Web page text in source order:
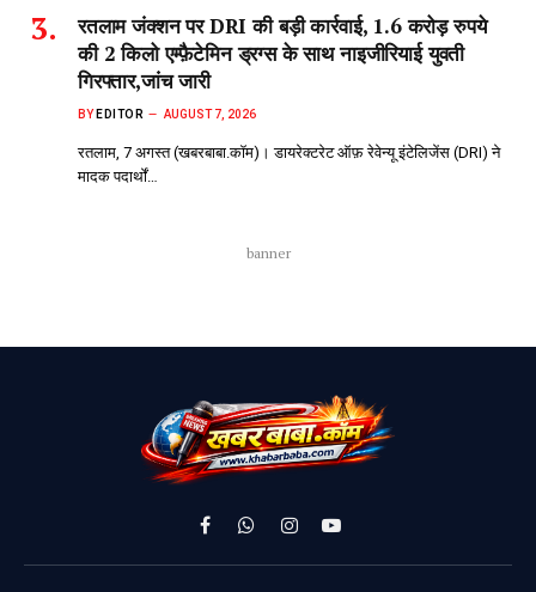
रतलाम जंक्शन पर DRI की बड़ी कार्रवाई, 1.6 करोड़ रुपये
की 2 किलो एम्फ़ैटेमिन ड्रग्स के साथ नाइजीरियाई युवती
गिरफ्तार,जांच जारी
BY EDITOR AUGUST 7, 2026
रतलाम, 7 अगस्त (खबरबाबा.कॉम)। डायरेक्टरेट ऑफ़ रेवेन्यू इंटेलिजेंस (DRI) ने
मादक पदार्थों…
banner
FacebookWhatsApp
InstagramYouTube